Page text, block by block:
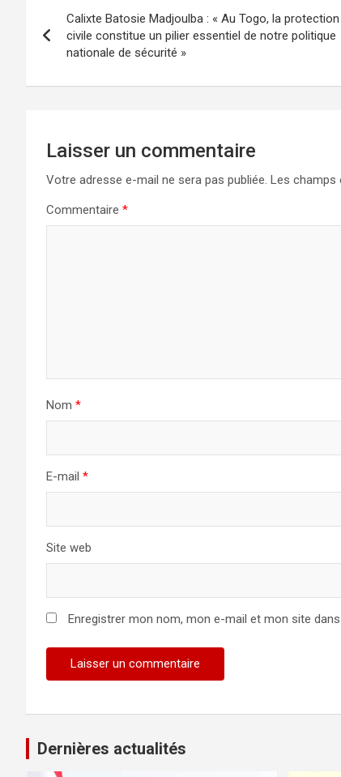
de
Calixte Batosie Madjoulba : « Au Togo, la protection
civile constitue un pilier essentiel de notre politique
nationale de sécurité »
Laisser un commentaire
Votre adresse e-mail ne sera pas publiée. Les champs
Commentaire *
Nom *
E-mail *
Site web
Enregistrer mon nom, mon e-mail et mon site
Dernières actualités